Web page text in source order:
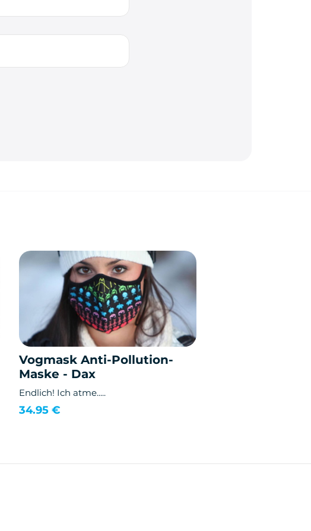
Vogmask Anti-Pollution-
Maske - Dax
Endlich! Ich atme.....
34.95 €